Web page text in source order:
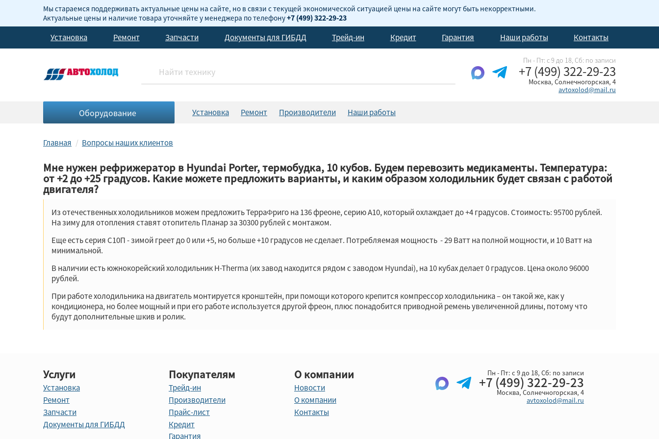
Мы стараемся поддерживать актуальные цены на сайте, но в связи с текущей экономической ситуацией цены на сайте могут быть некорректными.
Актуальные цены и наличие товара уточняйте у менеджера по телефону+7 (499) 322-29-23
Установка Ремонт Запчасти Документы для ГИБДД Трейд-ин Кредит Гарантия Наши работы Контакты
Пн - Пт: с 9 до 18, Cб: по записи
+7 (499) 322-29-23
Москва, Солнечногорская, 4
avtoxolod@mail.ru
Оборудование Установка Ремонт Производители Наши работы
Главная Вопросы наших клиентов
Мне нужен рефрижератор в Hyundai Porter, термобудка, 10 кубов. Будем перевозить медикаменты. Температура:
от +2 до +25 градусов. Какие можете предложить варианты, и каким образом холодильник будет связан с работой
двигателя?
Из отечественных холодильников можем предложить ТерраФриго на 136 фреоне, серию А10, который охлаждает до +4 градусов. Стоимость: 95700 рублей.
На зиму для отопления ставят отопитель Планар за 30300 рублей с монтажом.
Еще есть серия С10П - зимой греет до 0 или +5, но больше +10 градусов не сделает. Потребляемая мощность - 29 Ватт на полной мощности, и 10 Ватт на
минимальной.
В наличии есть южнокорейский холодильник H-Therma (их завод находится рядом с заводом Hyundai), на 10 кубах делает 0 градусов. Цена около 96000
рублей.
При работе холодильника на двигатель монтируется кронштейн, при помощи которого крепится компрессор холодильника – он такой же, как у
кондиционера, но более мощный и при его работе используется другой фреон, плюс понадобится приводной ремень увеличенной длины, потому что
будут дополнительные шкив и ролик.
Услуги
Установка
Ремонт
Запчасти
Документы для ГИБДД
Покупателям
Трейд-ин
Производители
Прайс-лист
Кредит
Гарантия
О компании
Новости
О компании
Контакты
Пн - Пт: с 9 до 18, Cб: по записи
+7 (499) 322-29-23
Москва, Солнечногорская, 4
avtoxolod@mail.ru